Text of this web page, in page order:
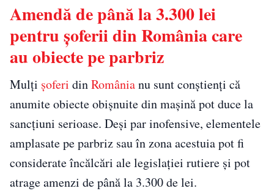
Amendă de până la 3.300 lei
pentru șoferii din România care
au obiecte pe parbriz
Mulți șoferi dinRomânianu sunt conștienți că
anumite obiecte obișnuite din mașină pot duce la
sancțiuni serioase. Deși par inofensive, elementele
amplasate pe parbriz sau în zona acestuia pot fi
considerate încălcări ale legislației rutiere și pot
atrage amenzi de până la 3.300 de lei.